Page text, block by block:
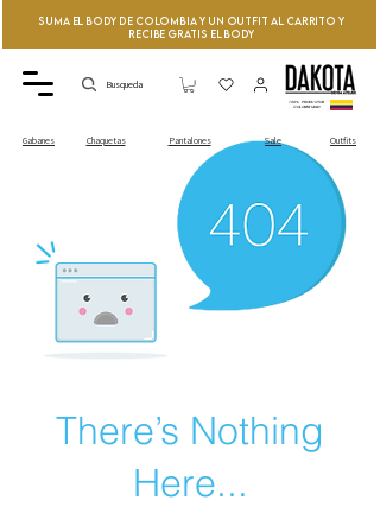
Busqueda
100% PRODUCTOS
COLOMBIANO
Gabanes Chaquetas Pantalones Sale Outfits
Suma el Body de Colombia y un Outfit al Carrito y
recibe GRATIS el Body
There’s Nothing
Here...